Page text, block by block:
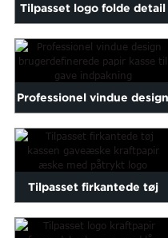
Sinhala
Sundanese
Thai
Zulu
Tilpasset logo folde detail
gave papir kasse lille ...
Professionel vindue design
brugerdefinerede papir
boks til ...
Tilpasset firkantede tøj
kassen gave kraftpapir pa